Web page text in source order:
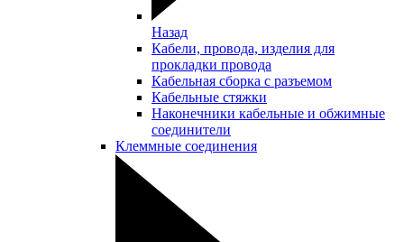
Назад
Кабели, провода, изделия для
прокладки провода
Кабельная сборка с разъемом
Кабельные стяжки
Наконечники кабельные и обжимные
соединители
Клеммные соединения